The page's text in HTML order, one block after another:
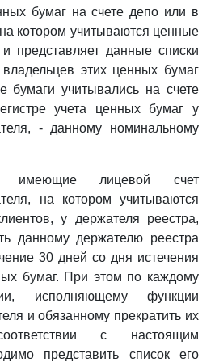
бумаг на счете депо или в
котором учитываются ценные
представляет данные списки
этих ценных бумаг
бумаги учитывались на счете
учета ценных бумаг у
- данному номинальному
имеющие лицевой счет
на котором учитываются
у держателя реестра,
данному держателю реестра
30 дней со дня истечения
бумаг. При этом по каждому
исполняющему функции
и обязанному прекратить их
с настоящим
представить список его